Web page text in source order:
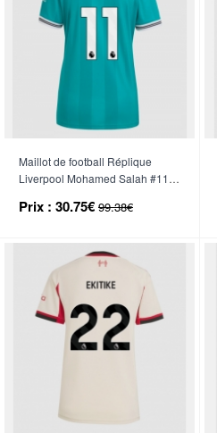
Maillot de football Réplique
Liverpool Mohamed Salah #11
Manche Courte
Prix : 30.75€ 99.38€